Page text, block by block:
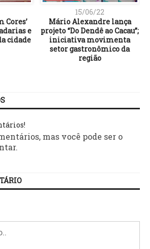
Cores’
e
cidade
15/06/22
Mário Alexandre lança
projeto “Do Dendê ao Cacau”;
iniciativa movimenta
setor gastronômico da
região
mas você pode ser o